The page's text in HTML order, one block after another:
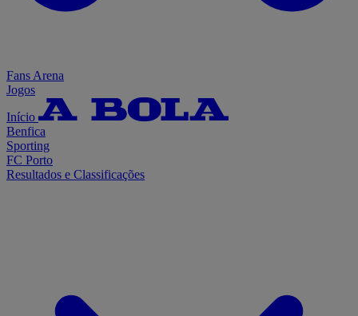
Fans Arena
Jogos
Início
Benfica
Sporting
FC Porto
Resultados e Classificações